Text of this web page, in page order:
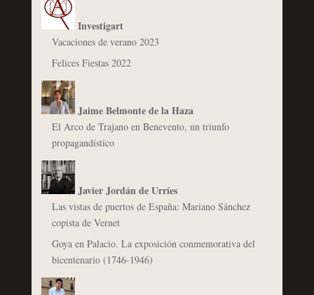
Investigart
Vacaciones de verano 2023
Felices Fiestas 2022
Jaime Belmonte de la Haza
El Arco de Trajano en Benevento, un triunfo
propagandístico
Javier Jordán de Urríes
Las vistas de puertos de España: Mariano Sánchez
copista de Vernet
Goya en Palacio. La exposición conmemorativa del
bicentenario (1746-1946)